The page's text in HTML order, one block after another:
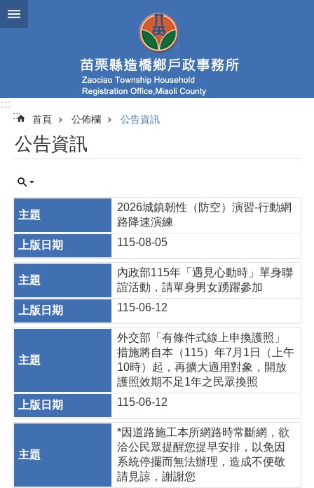
跳到主要內容區塊
:::
:::
首頁 公佈欄 公告資訊
公告資訊
2026城鎮韌性（防空）演習-行動網
路降速演練
115-08-05
內政部115年「遇見心動時」單身聯
誼活動，請單身男女踴躍參加
115-06-12
外交部「有條件式線上申換護照」
措施將自本（115）年7月1日（上午
10時）起，再擴大適用對象，開放
護照效期不足1年之民眾換照
115-06-12
*因道路施工本所網路時常斷網，欲
洽公民眾提醒您提早安排，以免因
系統停擺而無法辦理，造成不便敬
請見諒，謝謝您